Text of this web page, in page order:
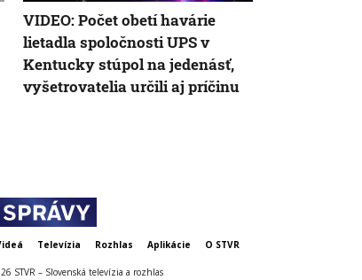
VIDEO: Počet obetí havárie
lietadla spoločnosti UPS v
Kentucky stúpol na jedenásť,
vyšetrovatelia určili aj príčinu
Televízia Rozhlas Aplikácie O STVR
STVR – Slovenská televízia a rozhlas